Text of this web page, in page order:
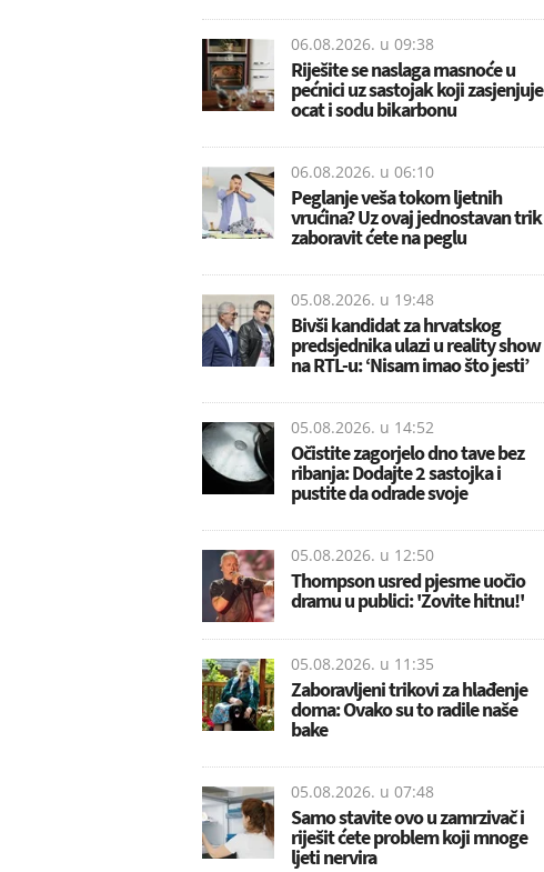
06.08.2026. u 09:38
Riješite se naslaga masnoće u
pećnici uz sastojak koji zasjenjuje
ocat i sodu bikarbonu
06.08.2026. u 06:10
Peglanje veša tokom ljetnih
vrućina? Uz ovaj jednostavan trik
zaboravit ćete na peglu
05.08.2026. u 19:48
Bivši kandidat za hrvatskog
predsjednika ulazi u reality show
na RTL-u: ‘Nisam imao što jesti’
05.08.2026. u 14:52
Očistite zagorjelo dno tave bez
ribanja: Dodajte 2 sastojka i
pustite da odrade svoje
05.08.2026. u 12:50
Thompson usred pjesme uočio
dramu u publici: 'Zovite hitnu!'
05.08.2026. u 11:35
Zaboravljeni trikovi za hlađenje
doma: Ovako su to radile naše
bake
05.08.2026. u 07:48
Samo stavite ovo u zamrzivač i
riješit ćete problem koji mnoge
ljeti nervira